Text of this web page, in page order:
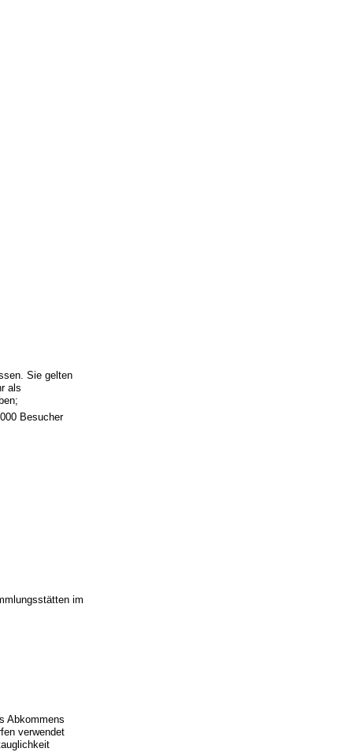
Sie gelten
als
Besucher
im
Abkommens
verwendet